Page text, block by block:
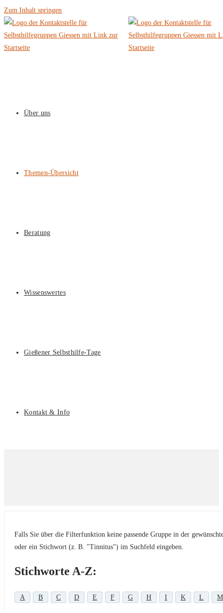
Zum Inhalt springen
Über uns
Themen-Übersicht
Beratung
Wissenswertes
Gießener Selbsthilfe-Tage
Kontakt & Info
Falls Sie über die Filterfunktion keine passende Gruppe in der
oder ein Stichwort (z. B. "Tinnitus") im Suchfeld eingeben.
Stichworte A-Z:
A B C D E F G H I K L M